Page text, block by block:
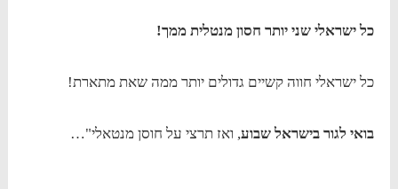
כל ישראלי שני יותר חסון מנטלית ממך!
כל ישראלי חווה קשיים גדולים יותר ממה שאת מתארת!
בואי לגור בישראל שבוע, ואז תרצי על חוסן מנטאלי"…